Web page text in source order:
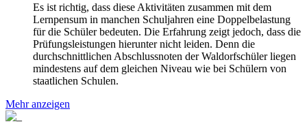
Es ist richtig, dass diese Aktivitäten zusammen mit dem
Lernpensum in manchen Schuljahren eine Doppelbelastung
für die Schüler bedeuten. Die Erfahrung zeigt jedoch, dass die
Prüfungsleistungen hierunter nicht leiden. Denn die
durchschnittlichen Abschlussnoten der Waldorfschüler liegen
mindestens auf dem gleichen Niveau wie bei Schülern von
staatlichen Schulen.
Mehr anzeigen